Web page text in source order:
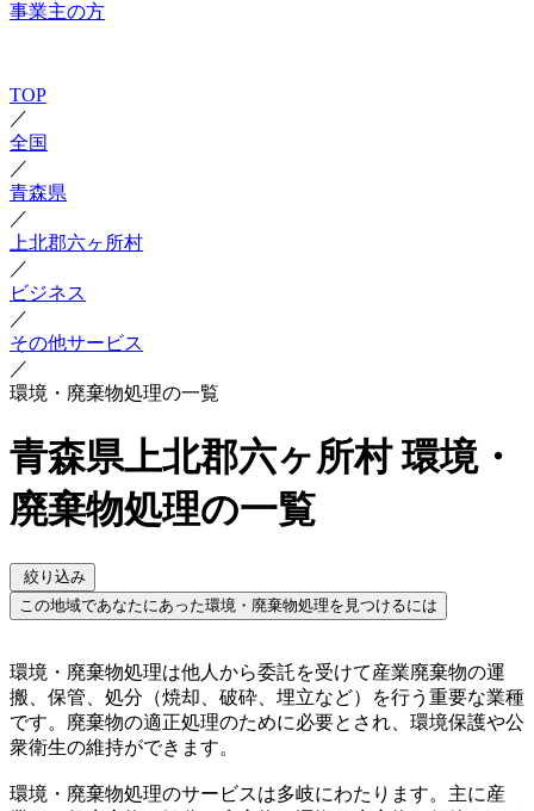
事業主の方
TOP
／
全国
／
青森県
／
上北郡六ヶ所村
／
ビジネス
／
その他サービス
／
環境・廃棄物処理の一覧
青森県上北郡六ヶ所村 環境・
廃棄物処理の一覧
絞り込み
この地域であなたにあった環境・廃棄物処理を見つけるには
環境・廃棄物処理は他人から委託を受けて産業廃棄物の運
搬、保管、処分（焼却、破砕、埋立など）を行う重要な業種
です。廃棄物の適正処理のために必要とされ、環境保護や公
衆衛生の維持ができます。
環境・廃棄物処理のサービスは多岐にわたります。主に産